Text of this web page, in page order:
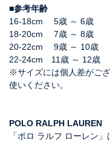
■参考年齢
16-18cm 5歳 ～ 6歳
18-20cm 7歳 ～ 8歳
20-22cm 9歳 ～ 10歳
22-24cm 11歳 ～ 12歳
※サイズには個人差がご
使いください。
POLO RALPH LAUREN
「ポロ ラルフ ローレン